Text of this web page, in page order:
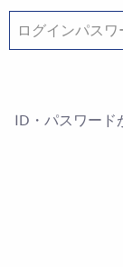
ID・パスワード